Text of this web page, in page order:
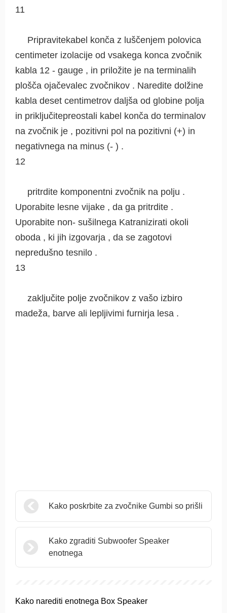
11
Pripravitekabel konča z luščenjem polovica
centimeter izolacije od vsakega konca zvočnik
kabla 12 - gauge , in priložite je na terminalih
plošča ojačevalec zvočnikov . Naredite dolžine
kabla deset centimetrov daljša od globine polja
in priključitepreostali kabel konča do terminalov
na zvočnik je , pozitivni pol na pozitivni (+) in
negativnega na minus (- ) .
12
pritrdite komponentni zvočnik na polju .
Uporabite lesne vijake , da ga pritrdite .
Uporabite non- sušilnega Katranizirati okoli
oboda , ki jih izgovarja , da se zagotovi
nepredušno tesnilo .
13
zaključite polje zvočnikov z vašo izbiro
madeža, barve ali lepljivimi furnirja lesa .
Kako poskrbite za zvočnike Gumbi so prišli
Kako zgraditi Subwoofer Speaker
enotnega
Kako narediti enotnega Box Speaker